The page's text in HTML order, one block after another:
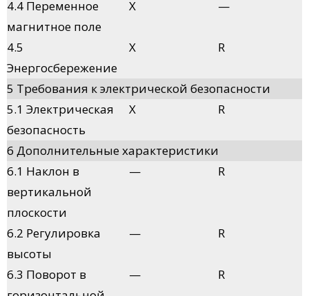
4.4 Переменное
магнитное поле
X —
4.5
Энергосбережение
X R
5 Требования к электрической безопасности
5.1 Электрическая
безопасность
X R
6 Дополнительные характеристики
6.1 Наклон в
вертикальной
плоскости
— R
6.2 Регулировка
высоты
— R
6.3 Поворот в
— R